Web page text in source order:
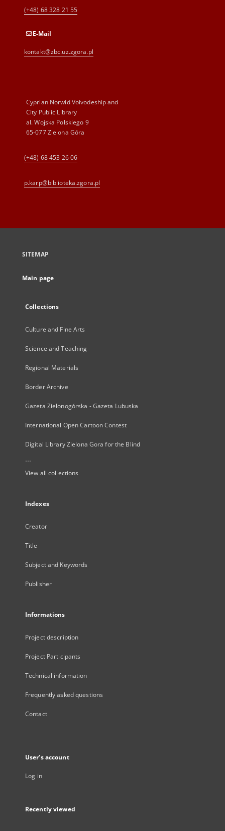
(+48) 68 328 21 55
E-Mail
kontakt@zbc.uz.zgora.pl
Cyprian Norwid Voivodeship and
City Public Library
al. Wojska Polskiego 9
65-077 Zielona Góra
(+48) 68 453 26 06
p.karp@biblioteka.zgora.pl
SITEMAP
Main page
Collections
Culture and Fine Arts
Science and Teaching
Regional Materials
Border Archive
Gazeta Zielonogórska - Gazeta Lubuska
International Open Cartoon Contest
Digital Library Zielona Gora for the Blind
...
View all collections
Indexes
Creator
Title
Subject and Keywords
Publisher
Informations
Project description
Project Participants
Technical information
Frequently asked questions
Contact
User's account
Log in
Recently viewed